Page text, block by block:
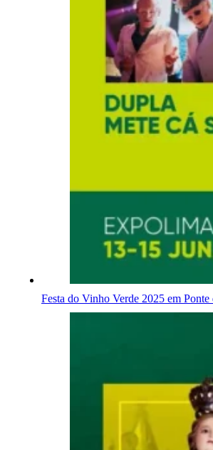
Festa do Vinho Verde 2025 em Ponte